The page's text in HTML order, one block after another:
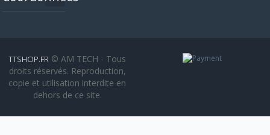
TTSHOP.FR © AM TECH - Tous
droits réservés. Reproduction,
copie et utilisation interdite en
dehors de ce site.